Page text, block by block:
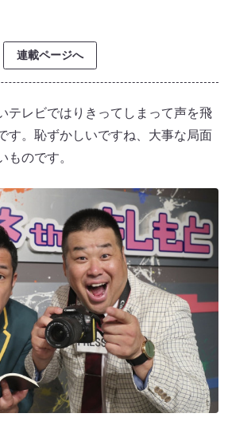
連載ページへ
テレビではりきってしまって声を飛
す。恥ずかしいですね、大事な局面
ものです。